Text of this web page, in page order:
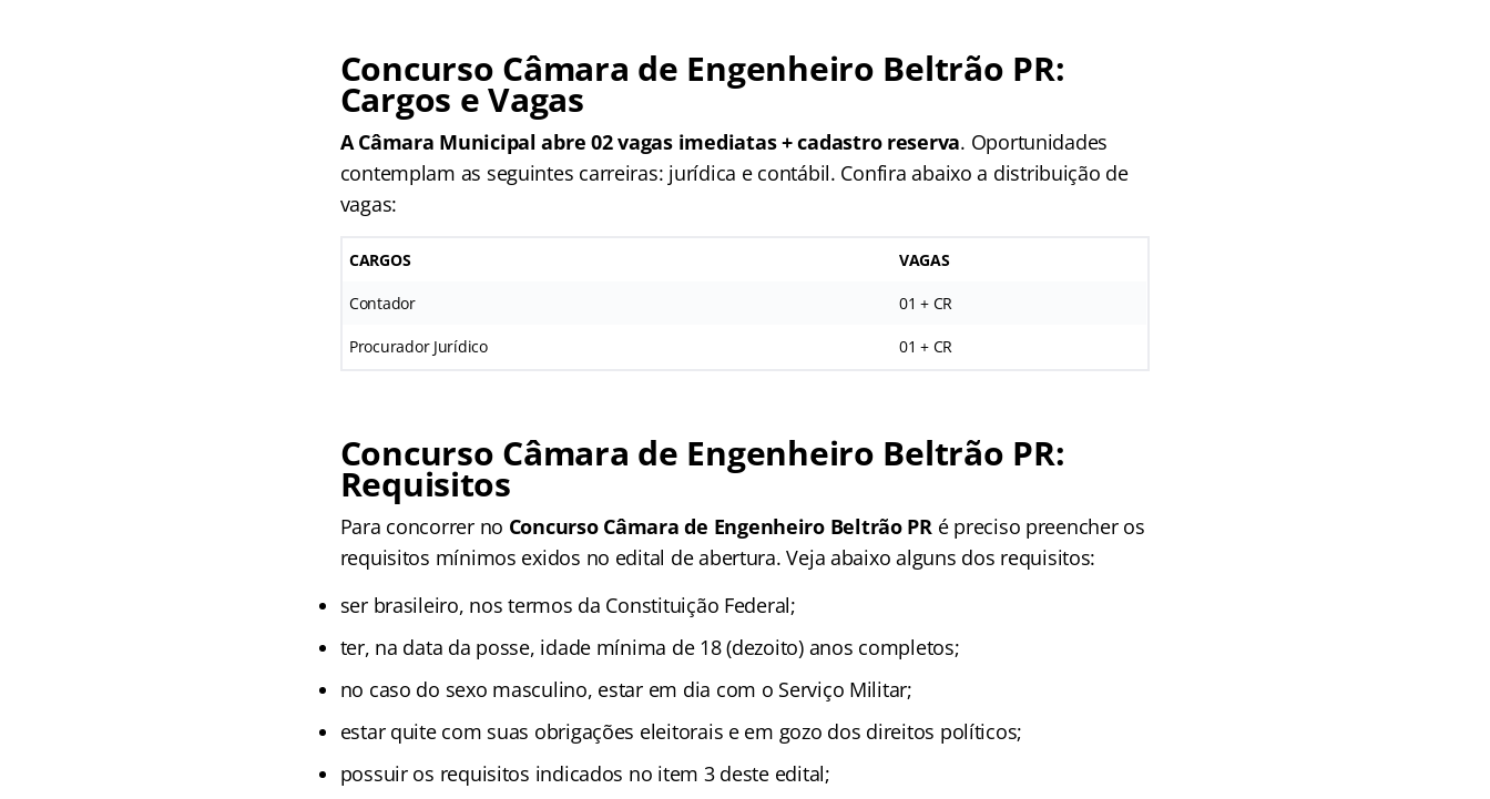
Concurso Câmara de Engenheiro Beltrão PR:
Cargos e Vagas
A Câmara Municipal abre 02 vagas imediatas + cadastro reserva. Oportunidades
contemplam as seguintes carreiras: jurídica e contábil. Confira abaixo a distribuição de
vagas:
CARGOS VAGAS
Contador 01 + CR
Procurador Jurídico 01 + CR
Concurso Câmara de Engenheiro Beltrão PR:
Requisitos
Para concorrer no Concurso Câmara de Engenheiro Beltrão PRé preciso preencher os
requisitos mínimos exidos no edital de abertura. Veja abaixo alguns dos requisitos:
ser brasileiro, nos termos da Constituição Federal;
ter, na data da posse, idade mínima de 18 (dezoito) anos completos;
no caso do sexo masculino, estar em dia com o Serviço Militar;
estar quite com suas obrigações eleitorais e em gozo dos direitos políticos;
possuir os requisitos indicados no item 3 deste edital;